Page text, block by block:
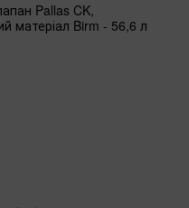
Pallas CK,
матеріал Birm - 56,6 л